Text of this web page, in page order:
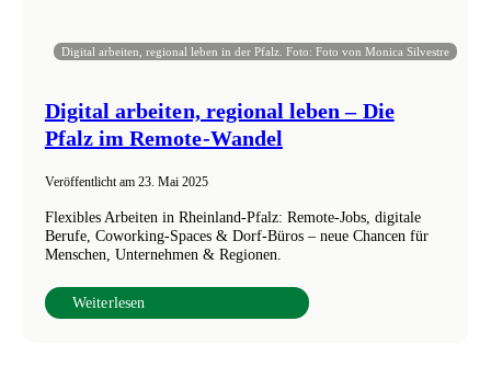
Digital arbeiten, regional leben – Die
Pfalz im Remote-Wandel
Veröffentlicht am 23. Mai 2025
Digital arbeiten, regional leben in der Pfalz. Foto: Foto von Monica Silvestre
Flexibles Arbeiten in Rheinland-Pfalz: Remote-Jobs, digitale
Berufe, Coworking-Spaces & Dorf-Büros – neue Chancen für
Menschen, Unternehmen & Regionen.
Weiterlesen